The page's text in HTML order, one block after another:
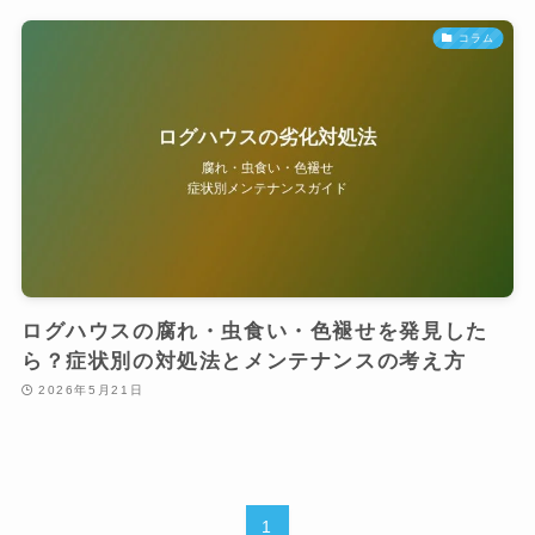
コラム
ログハウスの腐れ・虫食い・色褪せを発見した
ら？症状別の対処法とメンテナンスの考え方
2026年5月21日
1